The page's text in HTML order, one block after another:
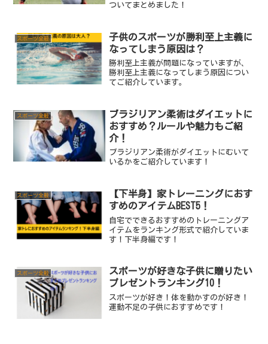
ついてまとめました！
スポーツ全般
子供のスポーツが勝利至上主義に
なってしまう原因は？
勝利至上主義が問題になっていますが、
勝利至上主義になってしまう原因につい
てご紹介しています。
スポーツ全般
ブラジリアン柔術はダイエットに
おすすめ？ルールや魅力もご紹
介！
ブラジリアン柔術がダイエットにむいて
いるかをご紹介しています！
スポーツ全般
【下半身】家トレーニングにおす
すめのアイテムBEST5！
自宅でできるおすすめのトレーニングア
イテムをランキング形式で紹介していま
す！下半身編です！
スポーツ全般
スポーツが好きな子供に贈りたい
プレゼントランキング10！
スポーツが好き！体を動かすのが好き！
運動不足の子供におすすめです！